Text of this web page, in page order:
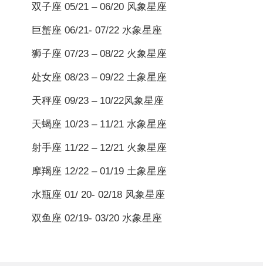
双子座 05/21 – 06/20 风象星座
巨蟹座 06/21- 07/22 水象星座
狮子座 07/23 – 08/22 火象星座
处女座 08/23 – 09/22 土象星座
天秤座 09/23 – 10/22风象星座
天蝎座 10/23 – 11/21 水象星座
射手座 11/22 – 12/21 火象星座
摩羯座 12/22 – 01/19 土象星座
水瓶座 01/ 20- 02/18 风象星座
双鱼座 02/19- 03/20 水象星座